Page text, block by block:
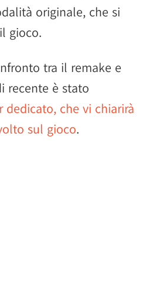
originale, che si
gioco.
tra il remake e
recente è stato
che vi chiarirà
sul gioco.